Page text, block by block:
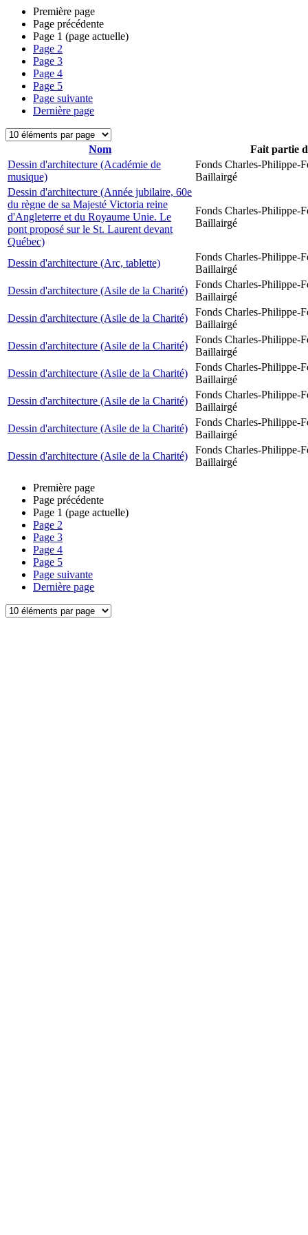
Première page
Page précédente
Page 1 (page actuelle)
Page 2
Page 3
Page 4
Page 5
Page suivante
Dernière page
Nom
Fait partie
Dessin d'architecture (Académie de
musique)
Fonds Charles-Philippe-
Baillairgé
Dessin d'architecture (Année jubilaire, 60e
du règne de sa Majesté Victoria reine
d'Angleterre et du Royaume Unie. Le
pont proposé sur le St. Laurent devant
Québec)
Fonds Charles-Philippe-
Baillairgé
Dessin d'architecture (Arc, tablette)
Fonds Charles-Philippe-
Baillairgé
Dessin d'architecture (Asile de la Charité)
Fonds Charles-Philippe-
Baillairgé
Dessin d'architecture (Asile de la Charité)
Fonds Charles-Philippe-
Baillairgé
Dessin d'architecture (Asile de la Charité)
Fonds Charles-Philippe-
Baillairgé
Dessin d'architecture (Asile de la Charité)
Fonds Charles-Philippe-
Baillairgé
Dessin d'architecture (Asile de la Charité)
Fonds Charles-Philippe-
Baillairgé
Dessin d'architecture (Asile de la Charité)
Fonds Charles-Philippe-
Baillairgé
Dessin d'architecture (Asile de la Charité)
Fonds Charles-Philippe-
Baillairgé
Première page
Page précédente
Page 1 (page actuelle)
Page 2
Page 3
Page 4
Page 5
Page suivante
Dernière page